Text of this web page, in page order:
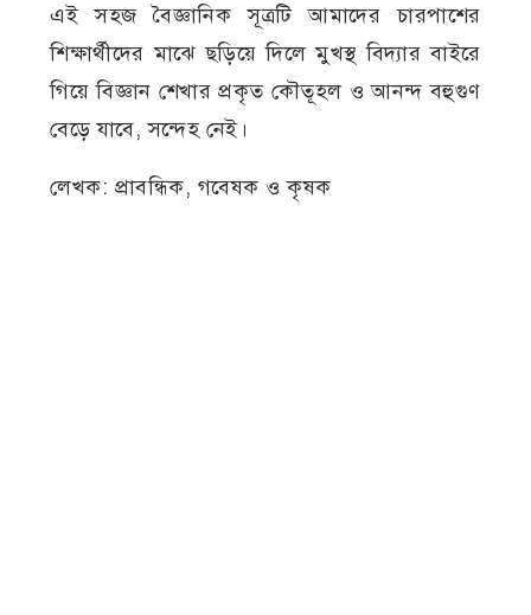
এই সহজ বৈজ্ঞানিক সূত্রটি আমাদের চারপাশের
শিক্ষার্থীদের মাঝে ছড়িয়ে দিলে মুখস্থ বিদ্যার বাইরে
গিয়ে বিজ্ঞান শেখার প্রকৃত কৌতূহল ও আনন্দ বহুগুণ
বেড়ে যাবে, সন্দেহ নেই।
লেখক: প্রাবন্ধিক, গবেষক ও কৃষক